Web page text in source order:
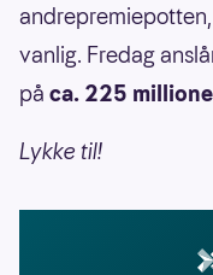
vanlig. Fredag
på ca. 225
Lykke til!